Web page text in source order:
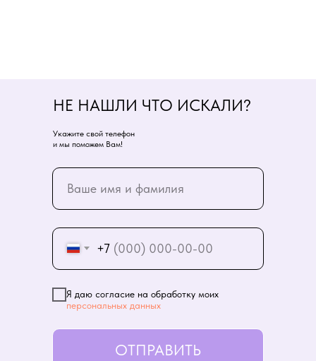
+7
Я даю согласие на обработку моих
персональных данных
ОТПРАВИТЬ
НЕ НАШЛИ ЧТО ИСКАЛИ?
Укажите свой телефон
и мы поможем Вам!